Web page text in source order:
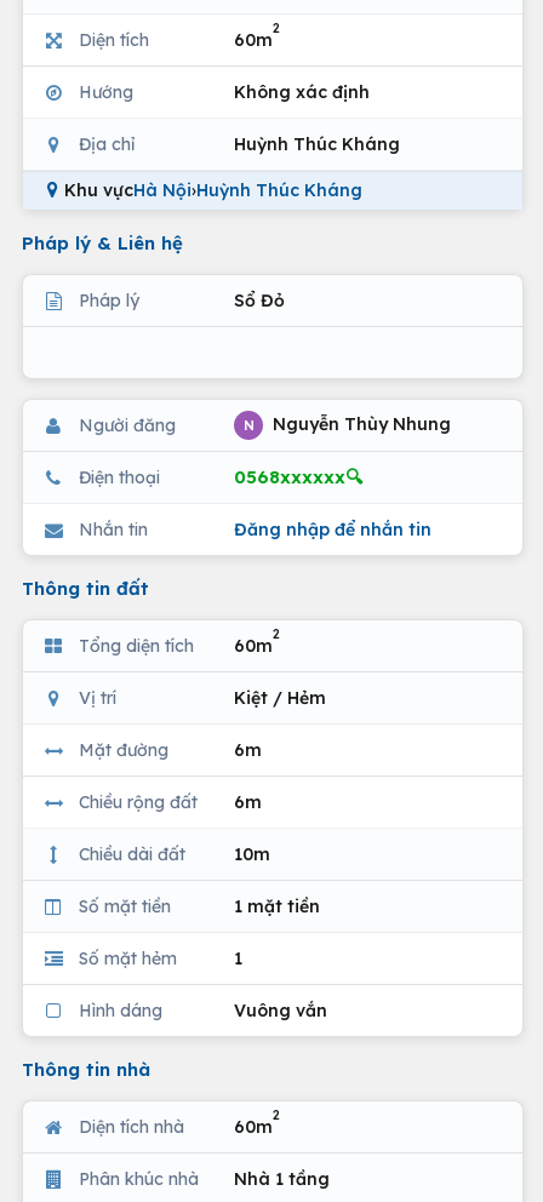
Diện tích 60m
2
Hướng Không xác định
Địa chỉ Huỳnh Thúc Kháng
Khu vựcHà Nội›Huỳnh Thúc Kháng
Pháp lý & Liên hệ
Pháp lý Sổ Đỏ
Người đăng N Nguyễn Thùy Nhung
Điện thoại 0568xxxxxx🔍
Nhắn tin Đăng nhập để nhắn tin
Thông tin đất
Tổng diện tích 60m
2
Vị trí Kiệt / Hẻm
Mặt đường 6m
Chiều rộng đất 6m
Chiều dài đất 10m
Số mặt tiền 1 mặt tiền
Số mặt hẻm 1
Hình dáng Vuông vắn
Thông tin nhà
Diện tích nhà 60m
2
Phân khúc nhà Nhà 1 tầng